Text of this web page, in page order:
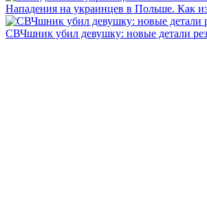
Нападения на украинцев в Польше. Как
СВЧшник убил девушку: новые детали